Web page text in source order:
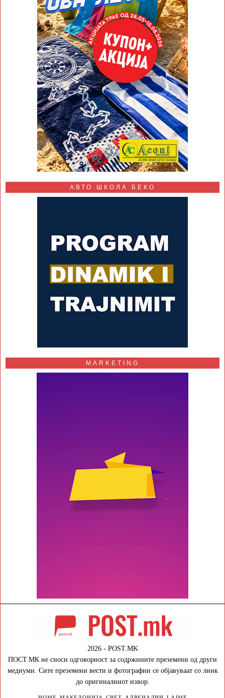
АВТО ШКОЛА БЕКО
MARKETING
2026 - POST.MK
ПОСТ.МК не сноси одговорност за содржините преземени од други
медиуми. Сите преземени вести и фотографии се објавуваат со линк
до оригиналниот извор.